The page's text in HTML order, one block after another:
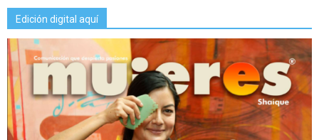
Edición digital aquí